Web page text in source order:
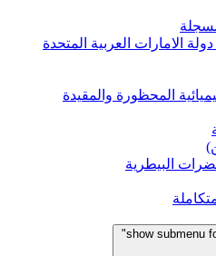
الامارات العربية المتحدة
المحظورة والمقيدة
البيطرية
show submenu